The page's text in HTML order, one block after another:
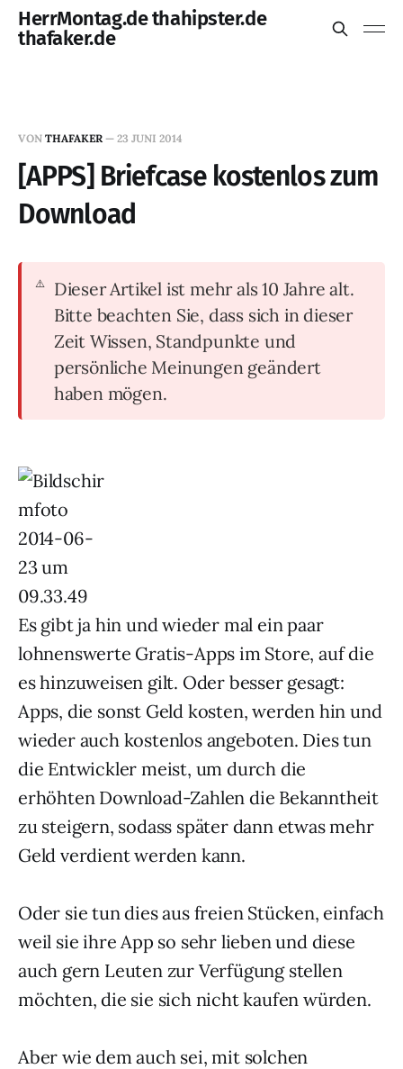
HerrMontag.de thahipster.de
thafaker.de
VON THAFAKER — 23 JUNI 2014
[APPS] Briefcase kostenlos zum
Download
Dieser Artikel ist mehr als 10 Jahre alt.
Bitte beachten Sie, dass sich in dieser
Zeit Wissen, Standpunkte und
persönliche Meinungen geändert
haben mögen.
Es gibt ja hin und wieder mal ein paar
lohnenswerte Gratis-Apps im Store, auf die
es hinzuweisen gilt. Oder besser gesagt:
Apps, die sonst Geld kosten, werden hin und
wieder auch kostenlos angeboten. Dies tun
die Entwickler meist, um durch die
erhöhten Download-Zahlen die Bekanntheit
zu steigern, sodass später dann etwas mehr
Geld verdient werden kann.
Oder sie tun dies aus freien Stücken, einfach
weil sie ihre App so sehr lieben und diese
auch gern Leuten zur Verfügung stellen
möchten, die sie sich nicht kaufen würden.
Aber wie dem auch sei, mit solchen